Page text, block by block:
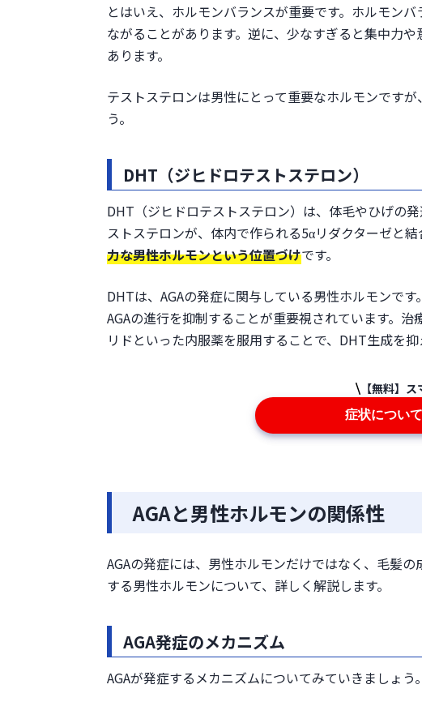
とはいえ、ホルモンバランスが重要です。ホルモン
ながることがあります。逆に、少なすぎると集中力
あります。
テストステロンは男性にとって重要なホルモンです
う。
DHT（ジヒドロテストステロン）
DHT（ジヒドロテストステロン）は、体毛やひげの
ストステロンが、体内で作られる5αリダクターゼと結
力な男性ホルモンという位置づけです。
DHTは、AGAの発症に関与している男性ホルモンで
AGAの進行を抑制することが重要視されています。
リドといった内服薬を服用することで、DHT生成を
【無料】
症状につい
AGAと男性ホルモンの関係性
AGAの発症には、男性ホルモンだけではなく、毛髪
する男性ホルモンについて、詳しく解説します。
AGA発症のメカニズム
AGAが発症するメカニズムについてみていきましょう。